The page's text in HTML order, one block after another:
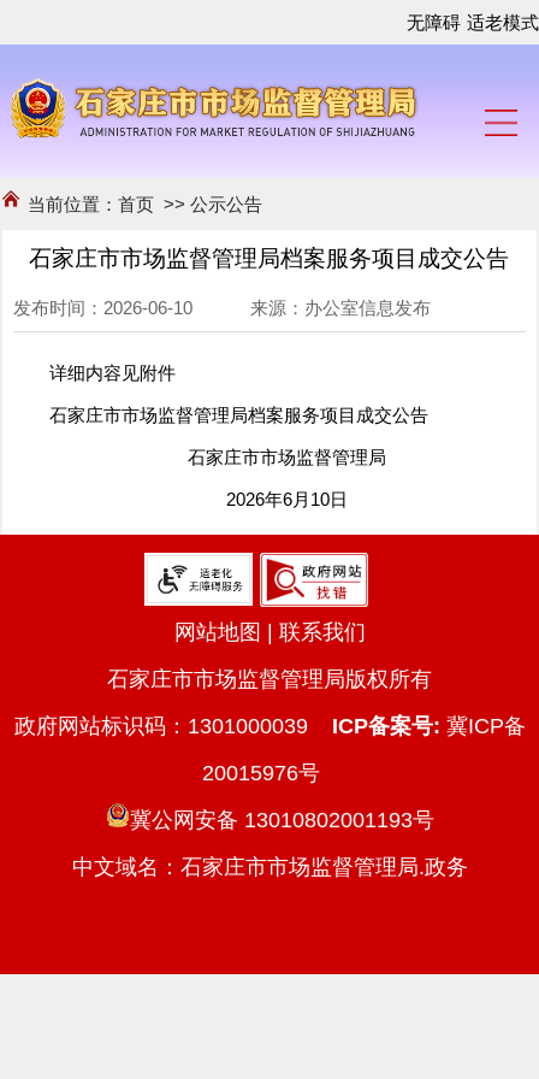
无障碍 适老模式
当前位置：首页 >>公示公告
石家庄市市场监督管理局档案服务项目成交公告
发布时间：2026-06-10 来源：办公室信息发布
详细内容见附件
石家庄市市场监督管理局档案服务项目成交公告
石家庄市市场监督管理局
2026年6月10日